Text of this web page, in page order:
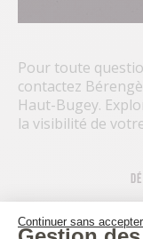
Pour toute
contactez
Haut-Bugey.
la visibilité de
Continuer sans accepter